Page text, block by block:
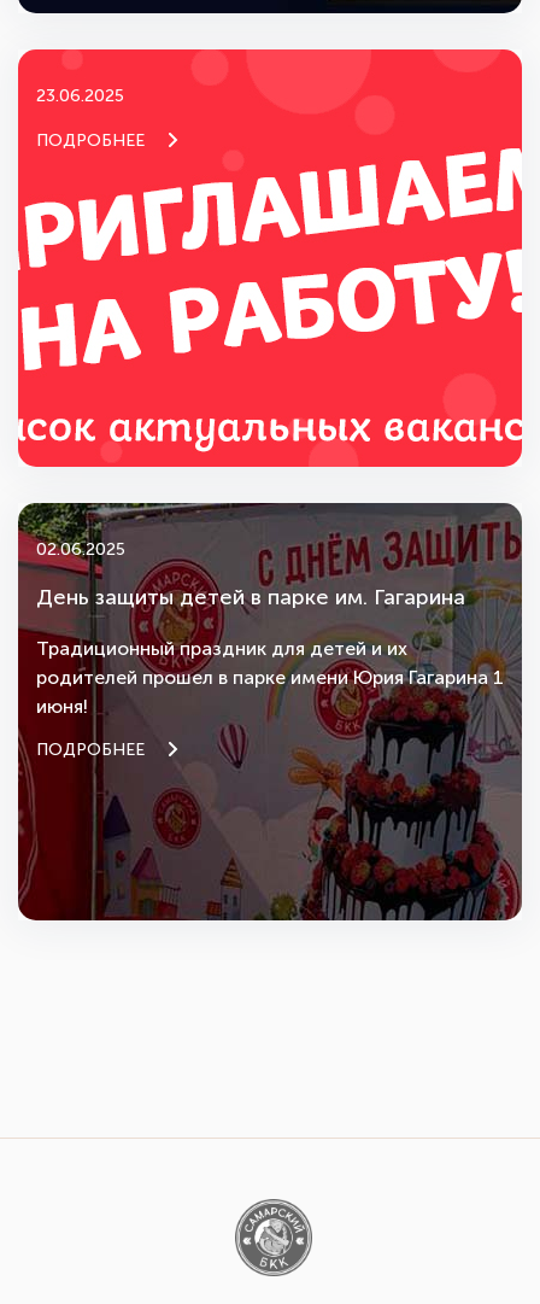
23.06.2025
ПОДРОБНЕЕ
02.06.2025
День защиты детей в парке им. Гагарина
Традиционный праздник для детей и их
родителей прошел в парке имени Юрия Гагарина 1
июня!
ПОДРОБНЕЕ